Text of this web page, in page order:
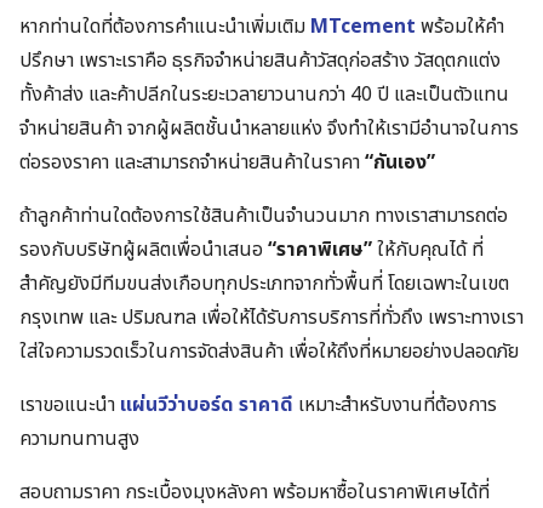
หากท่านใดที่ต้องการคำแนะนำเพิ่มเติม MTcement พร้อมให้คำ
ปรึกษา เพราะเราคือ ธุรกิจจำหน่ายสินค้าวัสดุก่อสร้าง วัสดุตกแต่ง
ทั้งค้าส่ง และค้าปลีกในระยะเวลายาวนานกว่า 40 ปี และเป็นตัวแทน
จำหน่ายสินค้า จากผู้ผลิตชั้นนำหลายแห่ง จึงทำให้เรามีอำนาจในการ
ต่อรองราคา และสามารถจำหน่ายสินค้าในราคา“กันเอง”
ถ้าลูกค้าท่านใดต้องการใช้สินค้าเป็นจำนวนมาก ทางเราสามารถต่อ
รองกับบริษัทผู้ผลิตเพื่อนำเสนอ “ราคาพิเศษ”ให้กับคุณได้ ที่
สำคัญยังมีทีมขนส่งเกือบทุกประเภทจากทั่วพื้นที่ โดยเฉพาะในเขต
กรุงเทพ และ ปริมณฑล เพื่อให้ได้รับการบริการที่ทั่วถึง เพราะทางเรา
ใส่ใจความรวดเร็วในการจัดส่งสินค้า เพื่อให้ถึงที่หมายอย่างปลอดภัย
เราขอแนะนำ แผ่นวีว่าบอร์ด ราคาดี เหมาะสำหรับงานที่ต้องการ
ความทนทานสูง
สอบถามราคา กระเบื้องมุงหลังคา พร้อมหาซื้อในราคาพิเศษได้ที่